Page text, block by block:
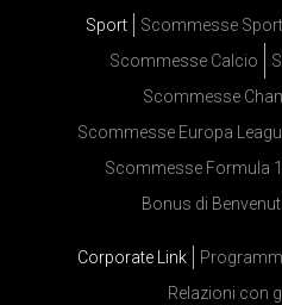
Sport Scommesse
Scommesse Calcio
Scommesse
Scommesse Europa
Scommesse Formula 1
Bonus di
Corporate Link
Relazioni con